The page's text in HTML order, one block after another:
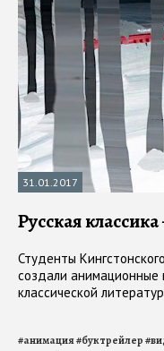
31.01.2017
Русская
Студенты
создали
классической
#анимация#буктрейлер#